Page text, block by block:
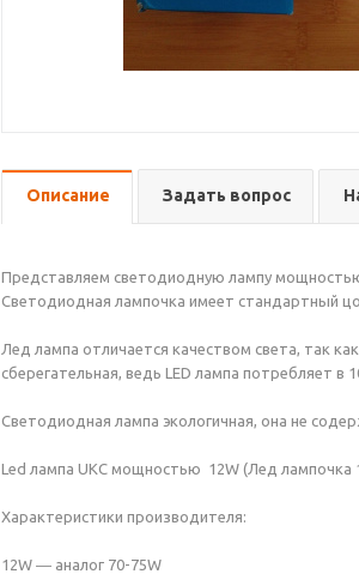
Описание Задать вопрос
Представляем светодиодную лампу
Светодиодная лампочка имеет стандартный
Лед лампа отличается качеством света, так
сберегательная, ведь LED лампа потребляет
Светодиодная лампа экологичная, она не
Led лампа UKC мощностью 12W (Лед лампочка
Характеристики производителя:
12W ― аналог 70-75W